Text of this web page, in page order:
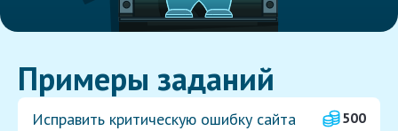
Примеры заданий
Исправить критическую ошибку сайта
500